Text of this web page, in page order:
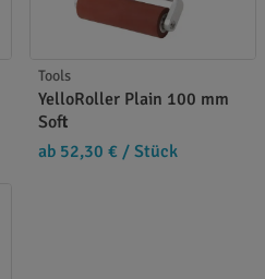
Tools
YelloRoller Plain 100 mm
Soft
ab 52,30 € / Stück